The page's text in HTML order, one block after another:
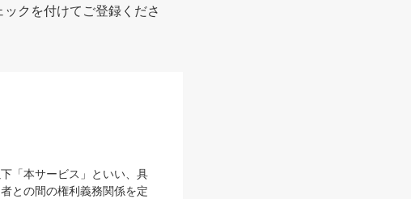
クを付けてご登録くださ
「本サービス」といい、具
との間の権利義務関係を定